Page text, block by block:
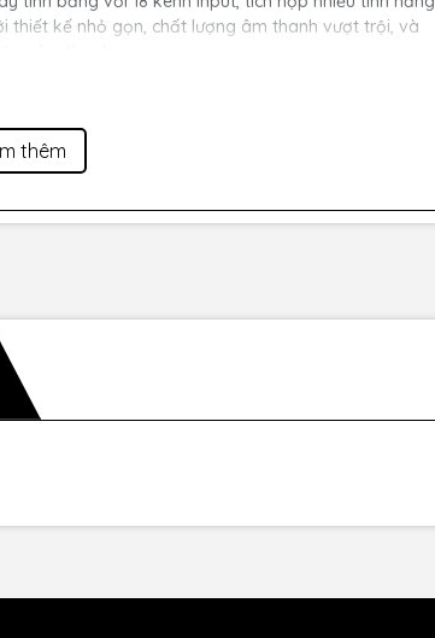
thiết kế nhỏ gọn, chất lượng âm thanh vượt trội, và
không dây
118dB
thêm